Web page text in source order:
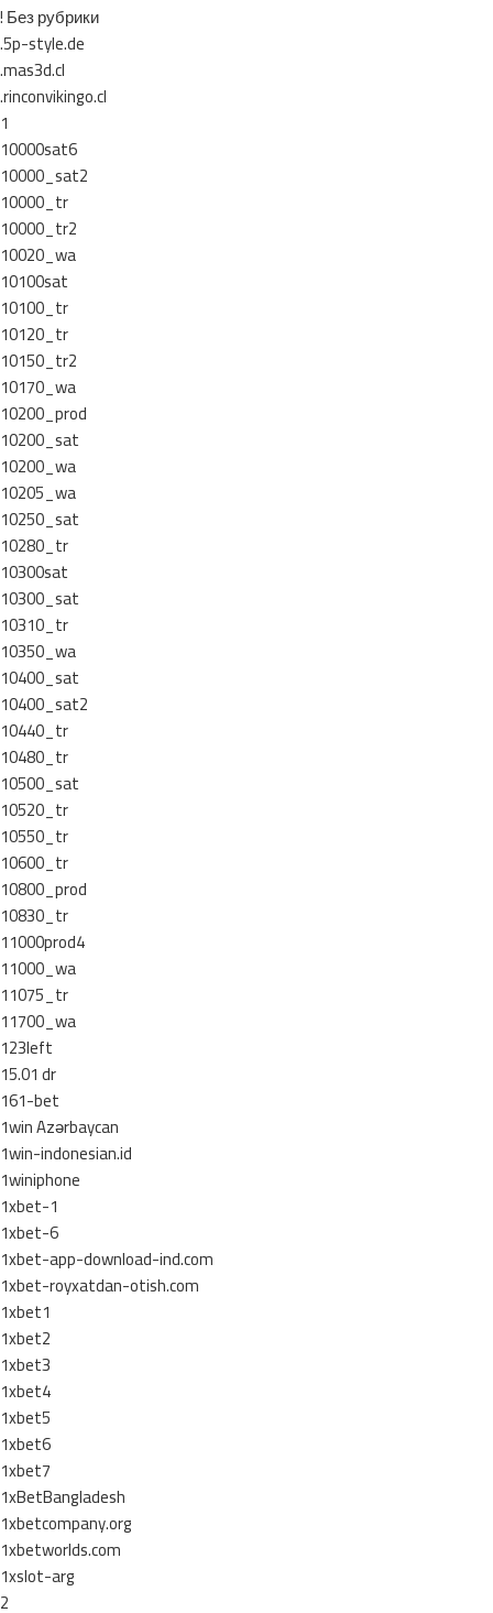
! Без рубрики
.5p-style.de
.mas3d.cl
.rinconvikingo.cl
1
10000sat6
10000_sat2
10000_tr
10000_tr2
10020_wa
10100sat
10100_tr
10120_tr
10150_tr2
10170_wa
10200_prod
10200_sat
10200_wa
10205_wa
10250_sat
10280_tr
10300sat
10300_sat
10310_tr
10350_wa
10400_sat
10400_sat2
10440_tr
10480_tr
10500_sat
10520_tr
10550_tr
10600_tr
10800_prod
10830_tr
11000prod4
11000_wa
11075_tr
11700_wa
123left
15.01 dr
161-bet
1win Azərbaycan
1win-indonesian.id
1winiphone
1xbet-1
1xbet-6
1xbet-app-download-ind.com
1xbet-royxatdan-otish.com
1xbet1
1xbet2
1xbet3
1xbet4
1xbet5
1xbet6
1xbet7
1xBetBangladesh
1xbetcompany.org
1xbetworlds.com
1xslot-arg
2